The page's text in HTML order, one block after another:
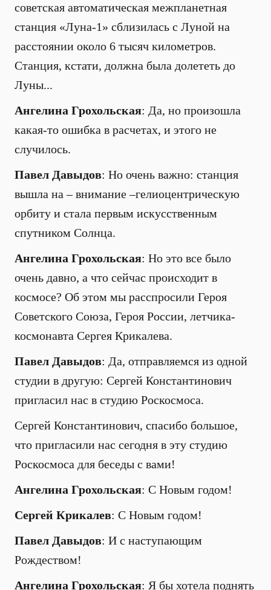
советская автоматическая межпланетная
станция «Луна-1» сблизилась с Луной на
расстоянии около 6 тысяч километров.
Станция, кстати, должна была долететь до
Луны...
Ангелина Грохольская: Да, но произошла
какая-то ошибка в расчетах, и этого не
случилось.
Павел Давыдов: Но очень важно: станция
вышла на – внимание –гелиоцентрическую
орбиту и стала первым искусственным
спутником Солнца.
Ангелина Грохольская: Но это все было
очень давно, а что сейчас происходит в
космосе? Об этом мы расспросили Героя
Советского Союза, Героя России, летчика-
космонавта Сергея Крикалева.
Павел Давыдов: Да, отправляемся из одной
студии в другую: Сергей Константинович
пригласил нас в студию Роскосмоса.
Сергей Константинович, спасибо большое,
что пригласили нас сегодня в эту студию
Роскосмоса для беседы с вами!
Ангелина Грохольская: С Новым годом!
Сергей Крикалев: С Новым годом!
Павел Давыдов: И с наступающим
Рождеством!
Ангелина Грохольская: Я бы хотела поднять